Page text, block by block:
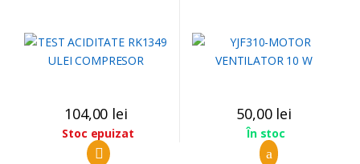
104,00 lei
Stoc epuizat
50,00 lei
În stoc